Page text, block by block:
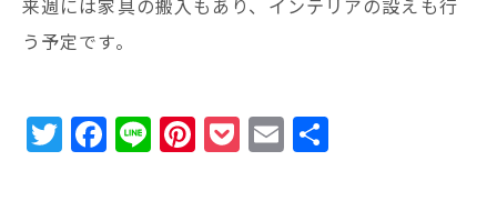
来週には家具の搬入もあり、インテリアの設えも行
う予定です。
T
w
F
a
Li
n
Pi
n
P
o
E
m